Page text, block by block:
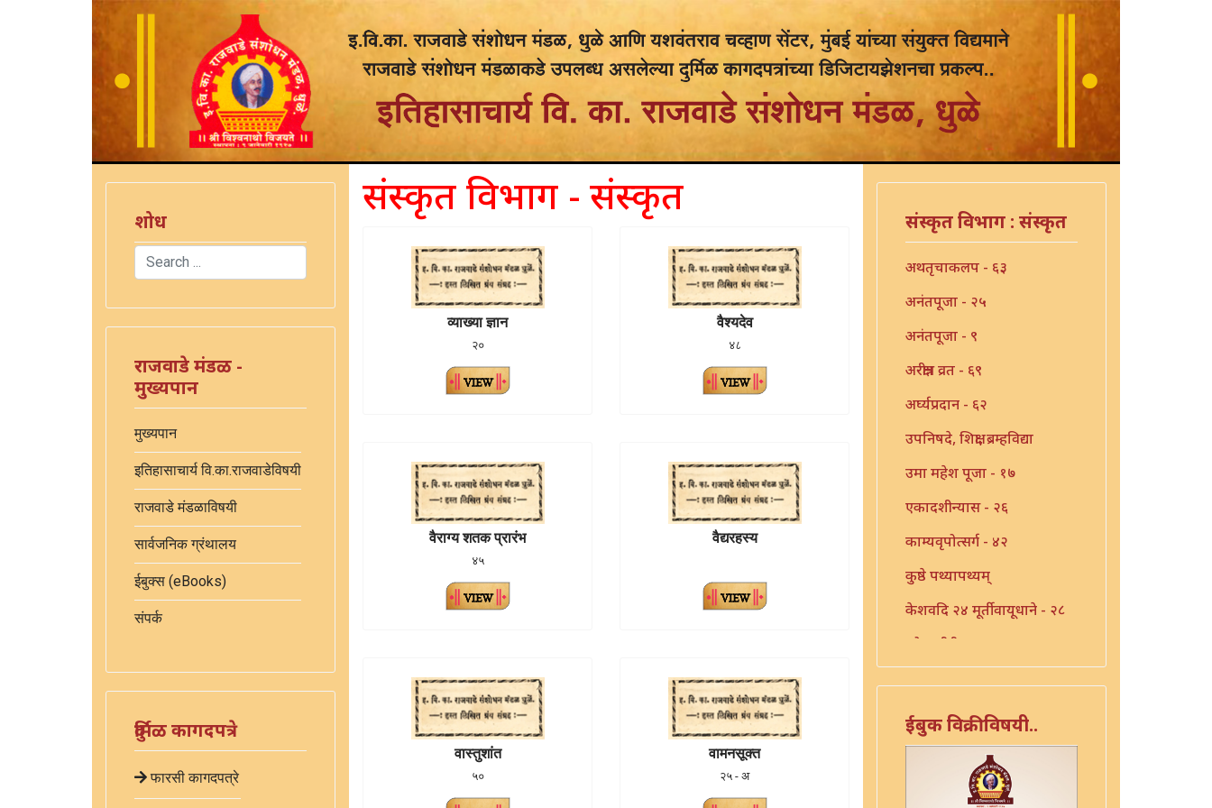
शोध
Search
राजवाडे मंडळ -
मुख्यपान
मुख्यपान
इतिहासाचार्य वि.का.राजवाडेविषयी
राजवाडे मंडळाविषयी
सार्वजनिक ग्रंथालय
ईबुक्स (eBooks)
संपर्क
दुर्मिळ कागदपत्रे
फारसी कागदपत्रे
संस्कृत विभाग - संस्कृत
व्याख्या ज्ञान
२०
वैश्यदेव
४८
वैराग्य शतक प्रारंभ
४५
वैद्यरहस्य
वास्तुशांत
५०
वामनसूक्त
२५ - अ
संस्कृत विभाग : संस्कृत
अथतृचाकलप - ६३
अनंतपूजा - २५
अनंतपूजा - ९
अरक्षीत्र व्रत - ६९
अर्घ्यप्रदान - ६२
उपनिषदे, शिक्षा, ब्रम्हविद्या
उमा महेश पूजा - १७
एकादशीन्यास - २६
काम्यवृपोत्सर्ग - ४२
कुष्ठे पथ्यापथ्यम्
केशवदि २४ मूर्तीवायूधाने - २८
कोजागीरी पूजा - १८
गणपति पार्थिव पूजा - ५६
गुरुचिदंबराय - ३०
गुरोराधन - ८
ईबुक विक्रीविषयी..